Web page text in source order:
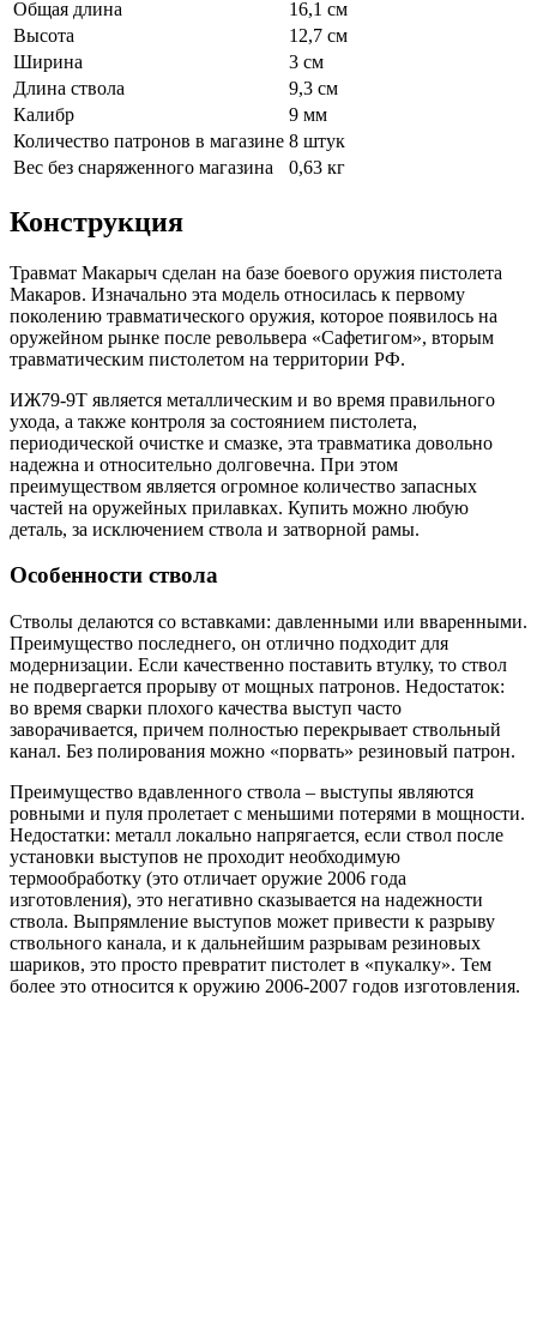
Общая длина
16,1 см
Высота
12,7 см
Ширина
3 см
Длина ствола
9,3 см
Калибр
9 мм
Количество патронов в магазине 8 штук
Вес без снаряженного магазина
0,63 кг
Конструкция
Травмат Макарыч сделан на базе боевого оружия пистолета
Макаров. Изначально эта модель относилась к первому
поколению травматического оружия, которое появилось на
оружейном рынке после револьвера «Сафетигом», вторым
травматическим пистолетом на территории РФ.
ИЖ79-9Т является металлическим и во время правильного
ухода, а также контроля за состоянием пистолета,
периодической очистке и смазке, эта травматика довольно
надежна и относительно долговечна. При этом
преимуществом является огромное количество запасных
частей на оружейных прилавках. Купить можно любую
деталь, за исключением ствола и затворной рамы.
Особенности ствола
Стволы делаются со вставками: давленными или вваренными.
Преимущество последнего, он отлично подходит для
модернизации. Если качественно поставить втулку, то ствол
не подвергается прорыву от мощных патронов. Недостаток:
во время сварки плохого качества выступ часто
заворачивается, причем полностью перекрывает ствольный
канал. Без полирования можно «порвать» резиновый патрон.
Преимущество вдавленного ствола – выступы являются
ровными и пуля пролетает с меньшими потерями в мощности.
Недостатки: металл локально напрягается, если ствол после
установки выступов не проходит необходимую
термообработку (это отличает оружие 2006 года
изготовления), это негативно сказывается на надежности
ствола. Выпрямление выступов может привести к разрыву
ствольного канала, и к дальнейшим разрывам резиновых
шариков, это просто превратит пистолет в «пукалку». Тем
более это относится к оружию 2006-2007 годов изготовления.